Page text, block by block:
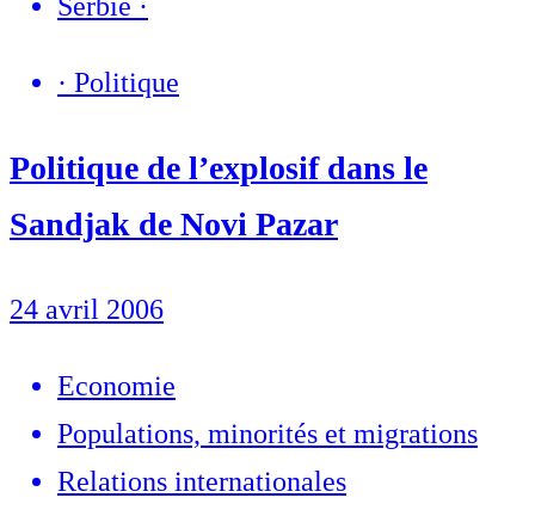
· Politique
Politique de l’explosif dans le
Sandjak de Novi Pazar
24 avril 2006
Economie
Populations, minorités et migrations
Relations internationales